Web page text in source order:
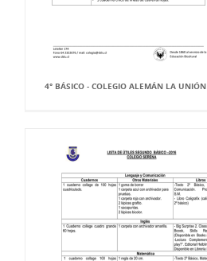
4° BÁSICO - COLEGIO ALEMÁN LA UNIÓN